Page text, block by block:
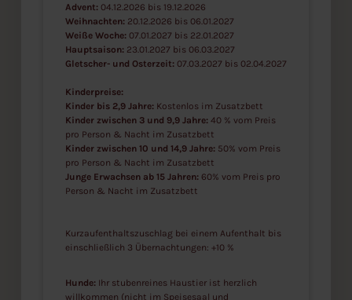
Advent: 04.12.2026 bis 19.12.2026
Weihnachten: 20.12.2026 bis 06.01.2027
Weiße Woche: 07.01.2027 bis 22.01.2027
Hauptsaison: 23.01.2027 bis 06.03.2027
Gletscher- und Osterzeit: 07.03.2027 bis 02.04.2027
Kinderpreise:
Kinder bis 2,9 Jahre: Kostenlos im Zusatzbett
Kinder zwischen 3 und 9,9 Jahre: 40 % vom Preis
pro Person & Nacht im Zusatzbett
Kinder zwischen 10 und 14,9 Jahre: 50% vom Preis
pro Person & Nacht im Zusatzbett
Junge Erwachsen ab 15 Jahren: 60% vom Preis pro
Person & Nacht im Zusatzbett
Kurzaufenthaltszuschlag bei einem Aufenthalt bis
einschließlich 3 Übernachtungen: +10 %
Hunde: Ihr stubenreines Haustier ist herzlich
willkommen (nicht im Speisesaal und